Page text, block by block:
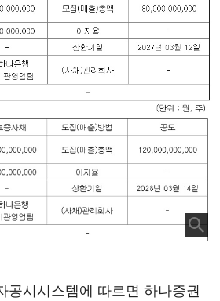
공시시스템에 따르면 하나증권